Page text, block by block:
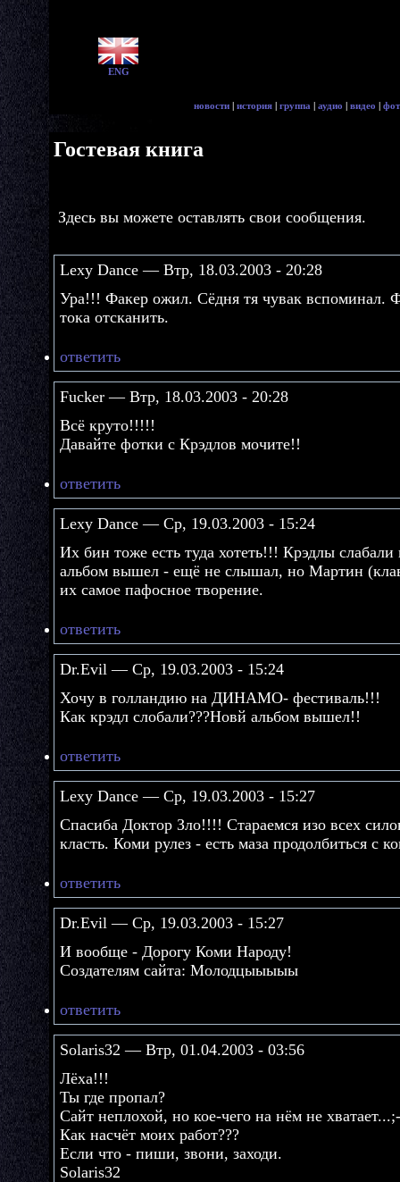
ENG
новости | история | группа | аудио | видео |
Гостевая книга
Здесь вы можете оставлять свои сообщения.
Lexy Dance — Втр, 18.03.2003 - 20:28
Ура!!! Факер ожил. Сёдня тя чувак вспоминал.
тока отсканить.
ответить
Fucker — Втр, 18.03.2003 - 20:28
Всё круто!!!!!
Давайте фотки с Крэдлов мочите!!
ответить
Lexy Dance — Ср, 19.03.2003 - 15:24
Их бин тоже есть туда хотеть!!! Крэдлы
альбом вышел - ещё не слышал, но Мартин
их самое пафосное творение.
ответить
Dr.Evil — Ср, 19.03.2003 - 15:24
Хочу в голландию на ДИНАМО- фестиваль!!!
Как крэдл слобали???Новй альбом вышел!!
ответить
Lexy Dance — Ср, 19.03.2003 - 15:27
Спасиба Доктор Зло!!!! Стараемся изо всех
класть. Коми рулез - есть маза продолбиться с
ответить
Dr.Evil — Ср, 19.03.2003 - 15:27
И вообще - Дорогу Коми Народу!
Создателям сайта: Молодцыыыыы
ответить
Solaris32 — Втр, 01.04.2003 - 03:56
Лёха!!!
Ты где пропал?
Сайт неплохой, но кое-чего на нём не
Как насчёт моих работ???
Если что - пиши, звони, заходи.
Solaris32